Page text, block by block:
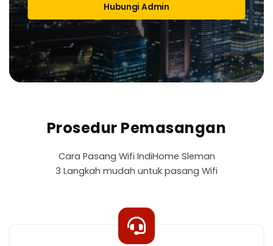
Hubungi Admin
Prosedur Pemasangan
Cara Pasang Wifi IndiHome Sleman
3 Langkah mudah untuk pasang Wifi